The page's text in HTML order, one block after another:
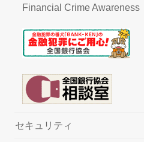
Financial Crime Awareness
セキュリティ